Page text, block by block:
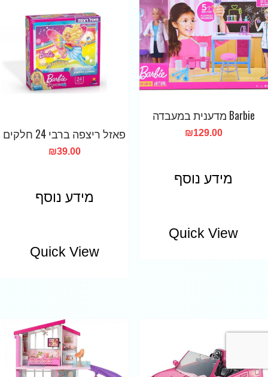
Barbie מדענית במעבדה
₪129.00
מידע נוסף
Quick View
פאזל ריצפה ברבי 24 חלקים
₪39.00
מידע נוסף
Quick View